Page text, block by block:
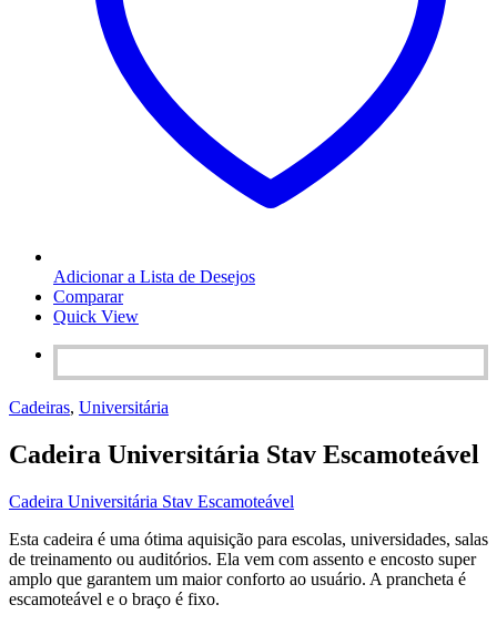
Adicionar a Lista de Desejos
Comparar
Quick View
Cadeiras, Universitária
Cadeira Universitária Stav Escamoteável
Cadeira Universitária Stav Escamoteável
Esta cadeira é uma ótima aquisição para escolas, universidades, salas
de treinamento ou auditórios. Ela vem com assento e encosto super
amplo que garantem um maior conforto ao usuário. A prancheta é
escamoteável e o braço é fixo.